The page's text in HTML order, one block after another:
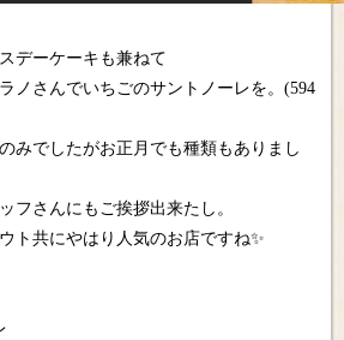
デーケーキも兼ねて
ノさんでいちごのサントノーレを。(594
みでしたがお正月でも種類もありまし
フさんにもご挨拶出来たし。
ト共にやはり人気のお店ですね✨